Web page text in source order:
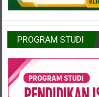
PROGRAM STUDI